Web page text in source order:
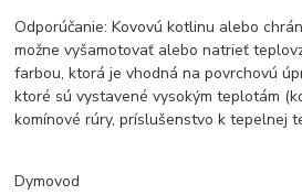
Odporúčanie: Kovovú kotlinu alebo
možne vyšamotovať alebo natrieť
farbou, ktorá je vhodná na povrchovú
ktoré sú vystavené vysokým teplotám
komínové rúry, príslušenstvo k tepelnej
Dymovod